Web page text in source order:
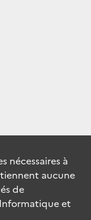
nécessaires à
aucune
de
et